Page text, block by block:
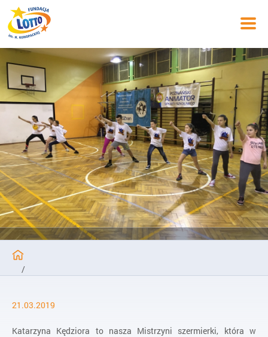
/
/
Żyj zdrowo, czyli na sportowo!
21.03.2019
Katarzyna Kędziora to nasza Mistrzyni szermierki, która w